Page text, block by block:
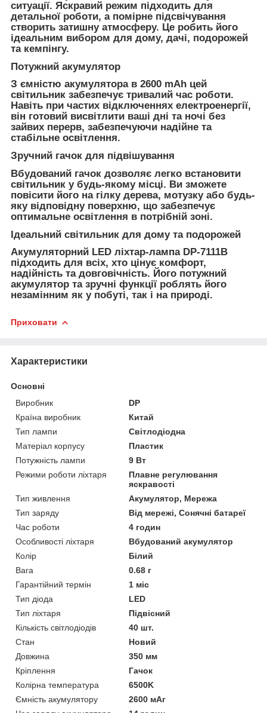
ситуації. Яскравий режим підходить для
детальної роботи, а помірне підсвічування
створить затишну атмосферу. Це робить його
ідеальним вибором для дому, дачі, подорожей
та кемпінгу.
Потужний акумулятор
З ємністю акумулятора в 2600 mAh цей
світильник забезпечує тривалий час роботи.
Навіть при частих відключеннях електроенергії,
він готовий висвітлити ваші дні та ночі без
зайвих перерв, забезпечуючи надійне та
стабільне освітлення.
Зручний гачок для підвішування
Вбудований гачок дозволяє легко встановити
світильник у будь-якому місці. Ви зможете
повісити його на гілку дерева, мотузку або будь-
яку відповідну поверхню, що забезпечує
оптимальне освітлення в потрібній зоні.
Ідеальний світильник для дому та подорожей
Акумуляторний LED ліхтар-лампа DP-7111B
підходить для всіх, хто цінує комфорт,
надійність та довговічність. Його потужний
акумулятор та зручні функції роблять його
незамінним як у побуті, так і на природі.
Приховати
Характеристики
Основні
Виробник
DP
Країна виробник
Китай
Тип лампи
Світлодіодна
Матеріал корпусу
Пластик
Потужність лампи
9 Вт
Режими роботи ліхтаря
Плавне регулювання
яскравості
Тип живлення
Акумулятор, Мережа
Тип заряду
Від мережі, Сонячні батареї
Час роботи
4 годин
Особливості ліхтаря
Вбудований акумулятор
Колір
Білий
Вага
0.68 г
Гарантійний термін
1 міс
Тип діода
LED
Тип ліхтаря
Підвісний
Кількість світлодіодів
40 шт.
Стан
Новий
Довжина
350 мм
Кріплення
Гачок
Колірна температура
6500K
Ємність акумулятору
2600 мАг